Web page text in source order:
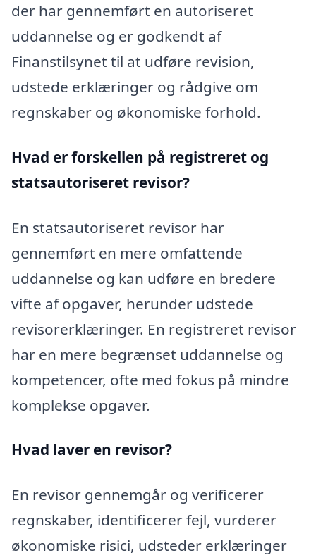
der har gennemført en autoriseret
uddannelse og er godkendt af
Finanstilsynet til at udføre revision,
udstede erklæringer og rådgive om
regnskaber og økonomiske forhold.
Hvad er forskellen på registreret og
statsautoriseret revisor?
En statsautoriseret revisor har
gennemført en mere omfattende
uddannelse og kan udføre en bredere
vifte af opgaver, herunder udstede
revisorerklæringer. En registreret revisor
har en mere begrænset uddannelse og
kompetencer, ofte med fokus på mindre
komplekse opgaver.
Hvad laver en revisor?
En revisor gennemgår og verificerer
regnskaber, identificerer fejl, vurderer
økonomiske risici, udsteder erklæringer